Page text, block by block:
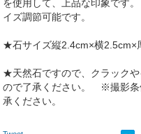
を使用して、上品な印象です
イズ調節可能です。
★石サイズ縦2.4cm×横2.5cm×
★天然石ですので、クラック
ので了承ください。 ※撮影条
承ください。